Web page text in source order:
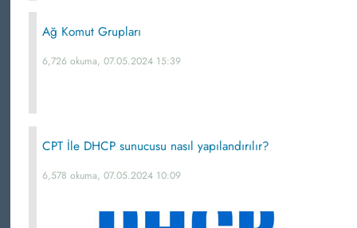
Ağ Komut Grupları
6,726 okuma, 07.05.2024 15:39
CPT İle DHCP sunucusu nasıl yapılandırılır?
6,578 okuma, 07.05.2024 10:09